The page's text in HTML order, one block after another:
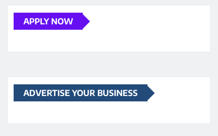
APPLY NOW
ADVERTISE YOUR BUSINESS